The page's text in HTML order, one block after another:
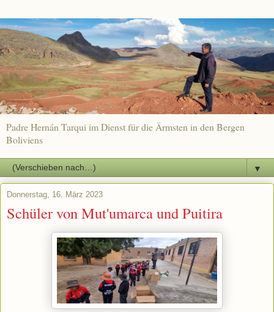
Padre Hernán Tarqui im Dienst für die Ärmsten in den Bergen
Boliviens
▼
Donnerstag, 16. März 2023
Schüler von Mut'umarca und Puitira